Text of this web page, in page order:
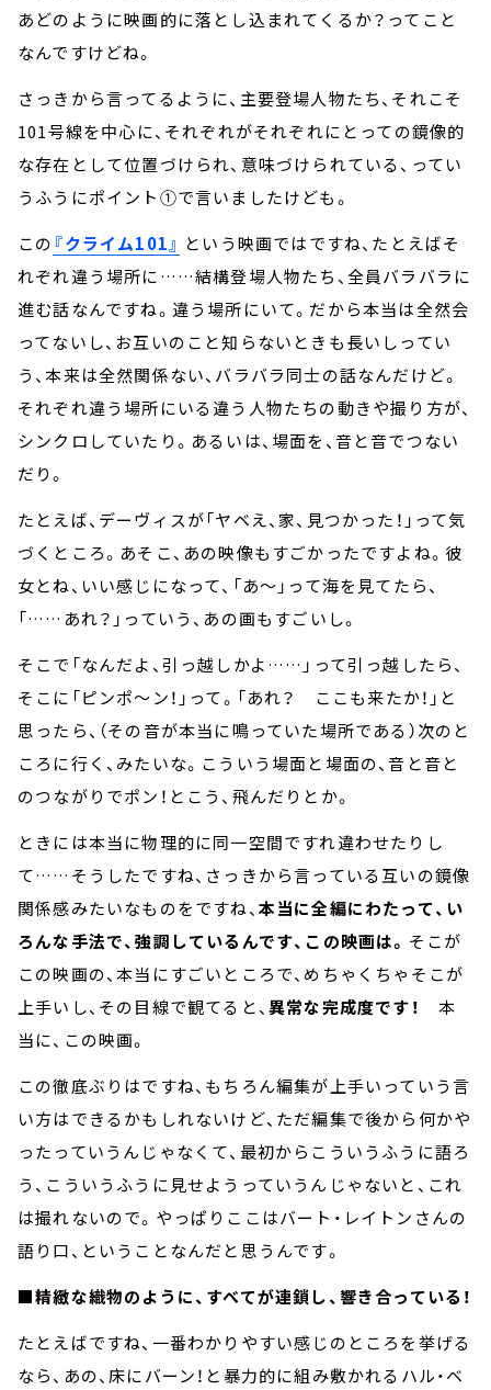
あどのように映画的に落とし込まれてくるか？ってこと
なんですけどね。
さっきから言ってるように、主要登場人物たち、それこそ
101号線を中心に、それぞれがそれぞれにとっての鏡像的
な存在として位置づけられ、意味づけられている、ってい
うふうにポイント①で言いましたけども。
この 『クライム101』 という映画ではですね、たとえばそ
れぞれ違う場所に……結構登場人物たち、全員バラバラに
進む話なんですね。違う場所にいて。だから本当は全然会
ってないし、お互いのこと知らないときも長いしってい
う、本来は全然関係ない、バラバラ同士の話なんだけど。
それぞれ違う場所にいる違う人物たちの動きや撮り方が、
シンクロしていたり。あるいは、場面を、音と音でつない
だり。
たとえば、デーヴィスが「ヤベえ、家、見つかった！」って気
づくところ。あそこ、あの映像もすごかったですよね。彼
女とね、いい感じになって、「あ～」って海を見てたら、
「……あれ？」っていう、あの画もすごいし。
そこで「なんだよ、引っ越しかよ……」って引っ越したら、
そこに「ピンポ～ン！」って。「あれ？ ここも来たか！」と
思ったら、（その音が本当に鳴っていた場所である）次のと
ころに行く、みたいな。こういう場面と場面の、音と音と
のつながりでポン！とこう、飛んだりとか。
ときには本当に物理的に同一空間ですれ違わせたりし
て……そうしたですね、さっきから言っている互いの鏡像
関係感みたいなものをですね、本当に全編にわたって、い
ろんな手法で、強調しているんです、この映画は。 そこが
この映画の、本当にすごいところで、めちゃくちゃそこが
上手いし、その目線で観てると、異常な完成度です！ 本
当に、この映画。
この徹底ぶりはですね、もちろん編集が上手いっていう言
い方はできるかもしれないけど、ただ編集で後から何かや
ったっていうんじゃなくて、最初からこういうふうに語ろ
う、こういうふうに見せようっていうんじゃないと、これ
は撮れないので。やっぱりここはバート・レイトンさんの
語り口、ということなんだと思うんです。
■精緻な織物のように、すべてが連鎖し、響き合っている！
たとえばですね、一番わかりやすい感じのところを挙げる
なら、あの、床にバーン！と暴力的に組み敷かれるハル・ベ